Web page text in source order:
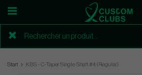
Start KBS - C-Taper Single Shaft #4 (Regular)